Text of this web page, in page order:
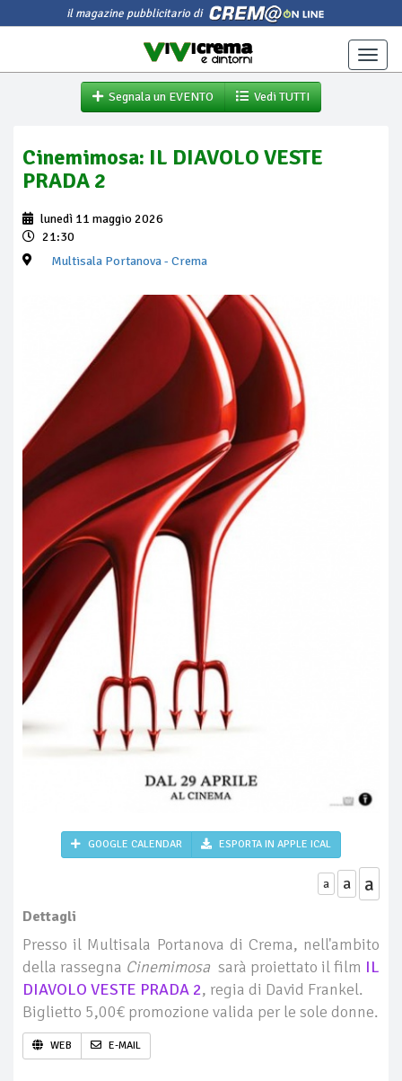
il magazine pubblicitario di
Toggle
Segnala un EVENTO
Vedi TUTTI
Cinemimosa: IL DIAVOLO VESTE
PRADA 2
lunedì 11 maggio 2026
21:30
Multisala Portanova- Crema
GOOGLE CALENDAR ESPORTA IN APPLE ICAL
a a a
Dettagli
Presso il Multisala Portanova di Crema, nell'ambito
della rassegna Cinemimosa sarà proiettato il film IL
DIAVOLO VESTE PRADA 2, regia di David Frankel.
Biglietto 5,00€ promozione valida per le sole donne.
WEB E-MAIL